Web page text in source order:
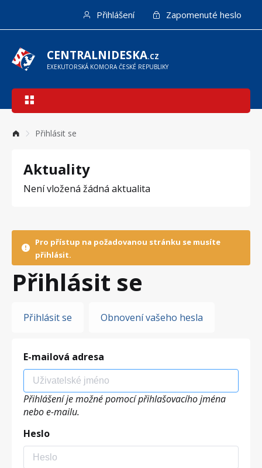
hlavnímu
obsahu
Přihlášení Zapomenuté heslo
CENTRALNIDESKA.CZ
EXEKUTORSKÁ KOMORA ČESKÉ REPUBLIKY
Hlavní
Přihlásit se
Aktuality
Není vložená žádná aktualita
Pro přístup na požadovanou stránku se musíte
přihlásit.
Přihlásit se
Hlavní
Přihlásit se Obnovení vašeho hesla
E-mailová adresa
Přihlášení je možné pomocí přihlašovacího jména
nebo e-mailu.
Heslo